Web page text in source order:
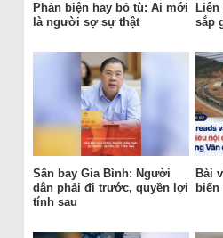
Phản biện hay bỏ tù: Ai mới
là người sợ sự thật
Liên
sắp
Sân bay Gia Bình: Người
dân phải đi trước, quyền lợi
tính sau
Bài
biến